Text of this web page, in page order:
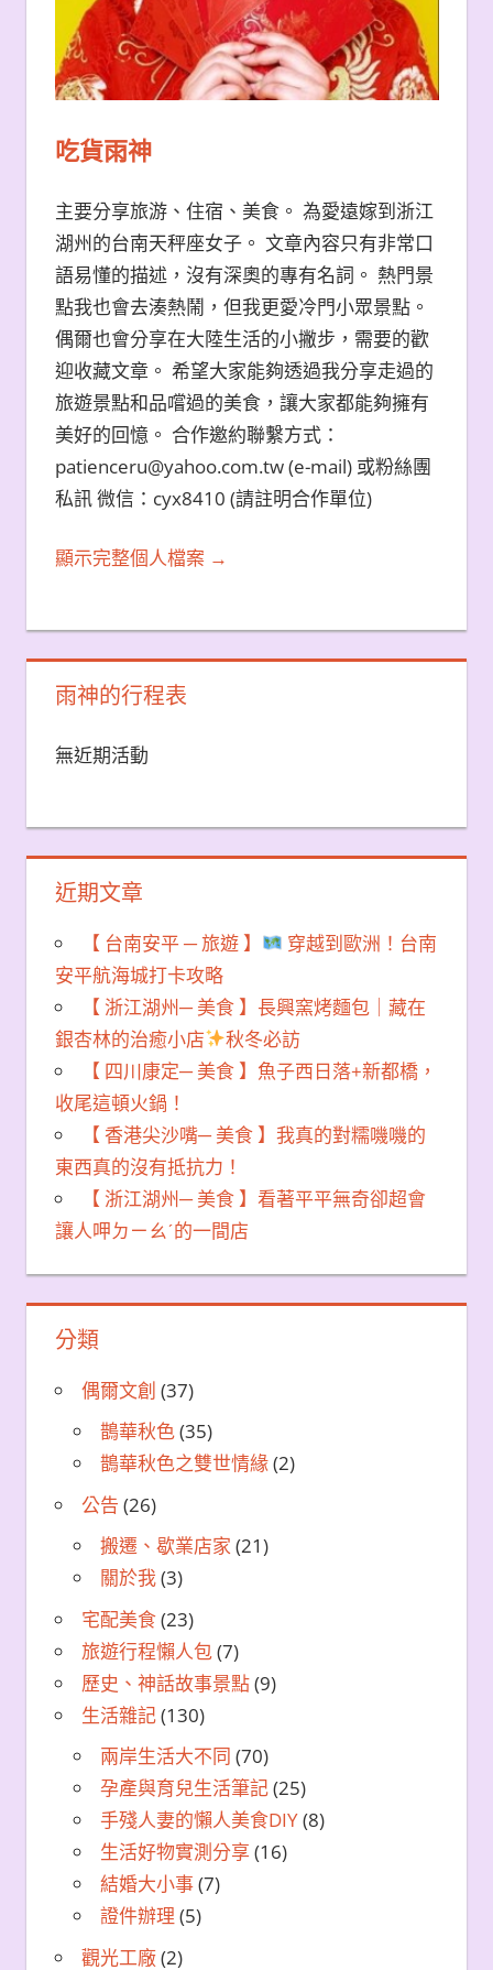
吃貨雨神
主要分享旅游、住宿、美食。 為愛遠嫁到浙江
湖州的台南天秤座女子。 文章內容只有非常口
語易懂的描述，沒有深奧的專有名詞。 熱門景
點我也會去湊熱鬧，但我更愛冷門小眾景點。
偶爾也會分享在大陸生活的小撇步，需要的歡
迎收藏文章。 希望大家能夠透過我分享走過的
旅遊景點和品嚐過的美食，讓大家都能夠擁有
美好的回憶。 合作邀約聯繫方式：
patienceru@yahoo.com.tw (e-mail) 或粉絲團
私訊 微信：cyx8410 (請註明合作單位)
顯示完整個人檔案 →
雨神的行程表
無近期活動
近期文章
【 台南安平 ─ 旅遊 】
穿越到歐洲！台南
安平航海城打卡攻略
【 浙江湖州─ 美食 】長興窯烤麵包｜藏在
銀杏林的治癒小店
秋冬必訪
【 四川康定─ 美食 】魚子西日落+新都橋，
收尾這頓火鍋！
【 香港尖沙嘴─ 美食 】我真的對糯嘰嘰的
東西真的沒有抵抗力！
【 浙江湖州─ 美食 】看著平平無奇卻超會
讓人呷ㄉㄧㄠˊ的一間店
分類
偶爾文創 (37)
鵲華秋色(35)
鵲華秋色之雙世情緣(2)
公告 (26)
搬遷、歇業店家 (21)
關於我(3)
宅配美食(23)
旅遊行程懶人包(7)
歷史、神話故事景點(9)
生活雜記(130)
兩岸生活大不同 (70)
孕產與育兒生活筆記(25)
手殘人妻的懶人美食DIY(8)
生活好物實測分享 (16)
結婚大小事(7)
證件辦理 (5)
觀光工廠(2)